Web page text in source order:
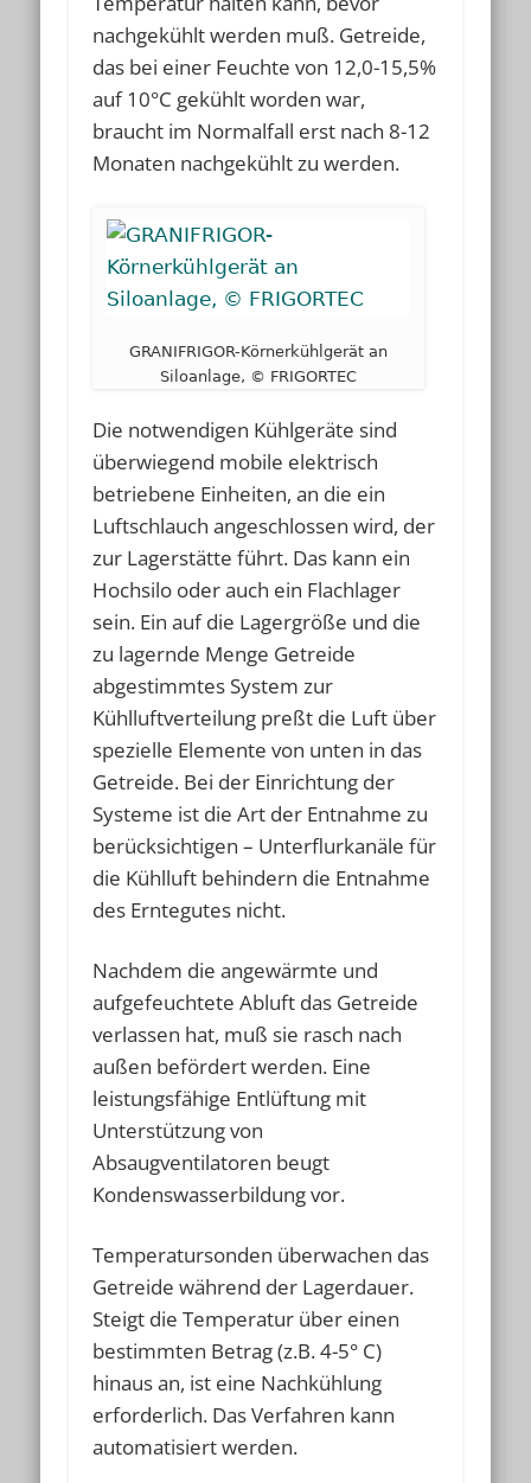
nachgekühlt werden muß. Getreide,
das bei einer Feuchte von 12,0-15,5%
auf 10°C gekühlt worden war,
braucht im Normalfall erst nach 8-12
Monaten nachgekühlt zu werden.
GRANIFRIGOR-Körnerkühlgerät an
Siloanlage, © FRIGORTEC
Die notwendigen Kühlgeräte sind
überwiegend mobile elektrisch
betriebene Einheiten, an die ein
Luftschlauch angeschlossen wird, der
zur Lagerstätte führt. Das kann ein
Hochsilo oder auch ein Flachlager
sein. Ein auf die Lagergröße und die
zu lagernde Menge Getreide
abgestimmtes System zur
Kühlluftverteilung preßt die Luft über
spezielle Elemente von unten in das
Getreide. Bei der Einrichtung der
Systeme ist die Art der Entnahme zu
berücksichtigen – Unterflurkanäle für
die Kühlluft behindern die Entnahme
des Erntegutes nicht.
Nachdem die angewärmte und
aufgefeuchtete Abluft das Getreide
verlassen hat, muß sie rasch nach
außen befördert werden. Eine
leistungsfähige Entlüftung mit
Unterstützung von
Absaugventilatoren beugt
Kondenswasserbildung vor.
Temperatursonden überwachen das
Getreide während der Lagerdauer.
Steigt die Temperatur über einen
bestimmten Betrag (z.B. 4-5° C)
hinaus an, ist eine Nachkühlung
erforderlich. Das Verfahren kann
automatisiert werden.